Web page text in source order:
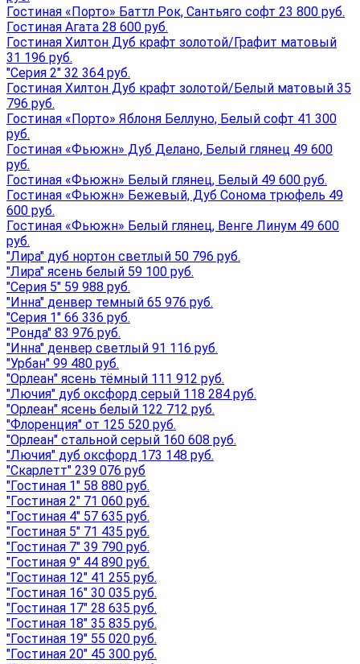
Гостиная «Порто» Баттл Рок, Сантьяго софт 23 800 руб.
Гостиная Агата 28 600 руб.
Гостиная Хилтон Дуб крафт золотой/Графит матовый
31 196 руб.
"Серия 2" 32 364 руб.
Гостиная Хилтон Дуб крафт золотой/Белый матовый 35
796 руб.
Гостиная «Порто» Яблоня Беллуно, Белый софт 41 300
руб.
Гостиная «Фьюжн» Дуб Делано, Белый глянец 49 600
руб.
Гостиная «Фьюжн» Белый глянец, Белый 49 600 руб.
Гостиная «Фьюжн» Бежевый, Дуб Сонома трюфель 49
600 руб.
Гостиная «Фьюжн» Белый глянец, Венге Линум 49 600
руб.
"Лира" дуб нортон светлый 50 796 руб.
"Лира" ясень белый 59 100 руб.
"Серия 5" 59 988 руб.
"Инна" денвер темный 65 976 руб.
"Серия 1" 66 336 руб.
"Ронда" 83 976 руб.
"Инна" денвер светлый 91 116 руб.
"Урбан" 99 480 руб.
"Орлеан" ясень тёмный 111 912 руб.
"Лючия" дуб оксфорд серый 118 284 руб.
"Орлеан" ясень белый 122 712 руб.
"Флоренция" от 125 520 руб.
"Орлеан" стальной серый 160 608 руб.
"Лючия" дуб оксфорд 173 148 руб.
"Скарлетт" 239 076 руб
"Гостиная 1" 58 880 руб.
"Гостиная 2" 71 060 руб.
"Гостиная 4" 57 635 руб.
"Гостиная 5" 71 435 руб.
"Гостиная 7" 39 790 руб.
"Гостиная 9" 44 890 руб.
"Гостиная 12" 41 255 руб.
"Гостиная 16" 30 035 руб.
"Гостиная 17" 28 635 руб.
"Гостиная 18" 35 835 руб.
"Гостиная 19" 55 020 руб.
"Гостиная 20" 45 300 руб.